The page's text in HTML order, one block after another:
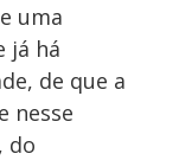
uma
já há
de que a
nesse
do